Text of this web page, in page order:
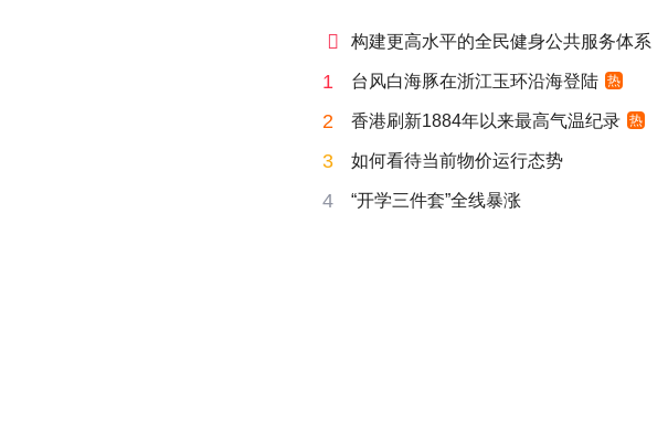
 构建更高水平的全民健身公共服务体系
1 台风白海豚在浙江玉环沿海登陆 热
2 香港刷新1884年以来最高气温纪录 热
3 如何看待当前物价运行态势
4 “开学三件套”全线暴涨